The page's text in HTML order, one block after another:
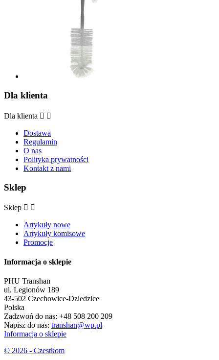
Dla klienta
Dla klienta  
Dostawa
Regulamin
O nas
Polityka prywatności
Kontakt z nami
Sklep
Sklep  
Artykuły nowe
Artykuły komisowe
Promocje
Informacja o sklepie
PHU Transhan
ul. Legionów 189
43-502 Czechowice-Dziedzice
Polska
Zadzwoń do nas: +48 508 200 209
Napisz do nas: transhan@wp.pl
Informacja o sklepie
© 2026 - Czestkom